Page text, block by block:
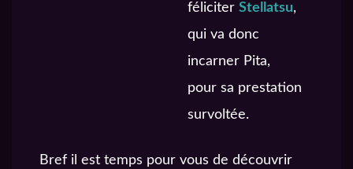
féliciter Stellatsu,
qui va donc
incarner Pita,
pour sa prestation
survoltée.
Bref il est temps pour vous de découvrir